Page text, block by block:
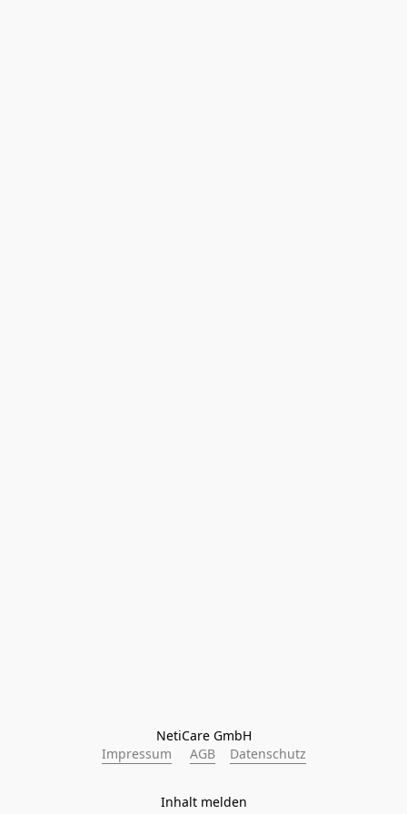
NetiCare GmbH
Impressum
AGB Datenschutz
Inhalt melden